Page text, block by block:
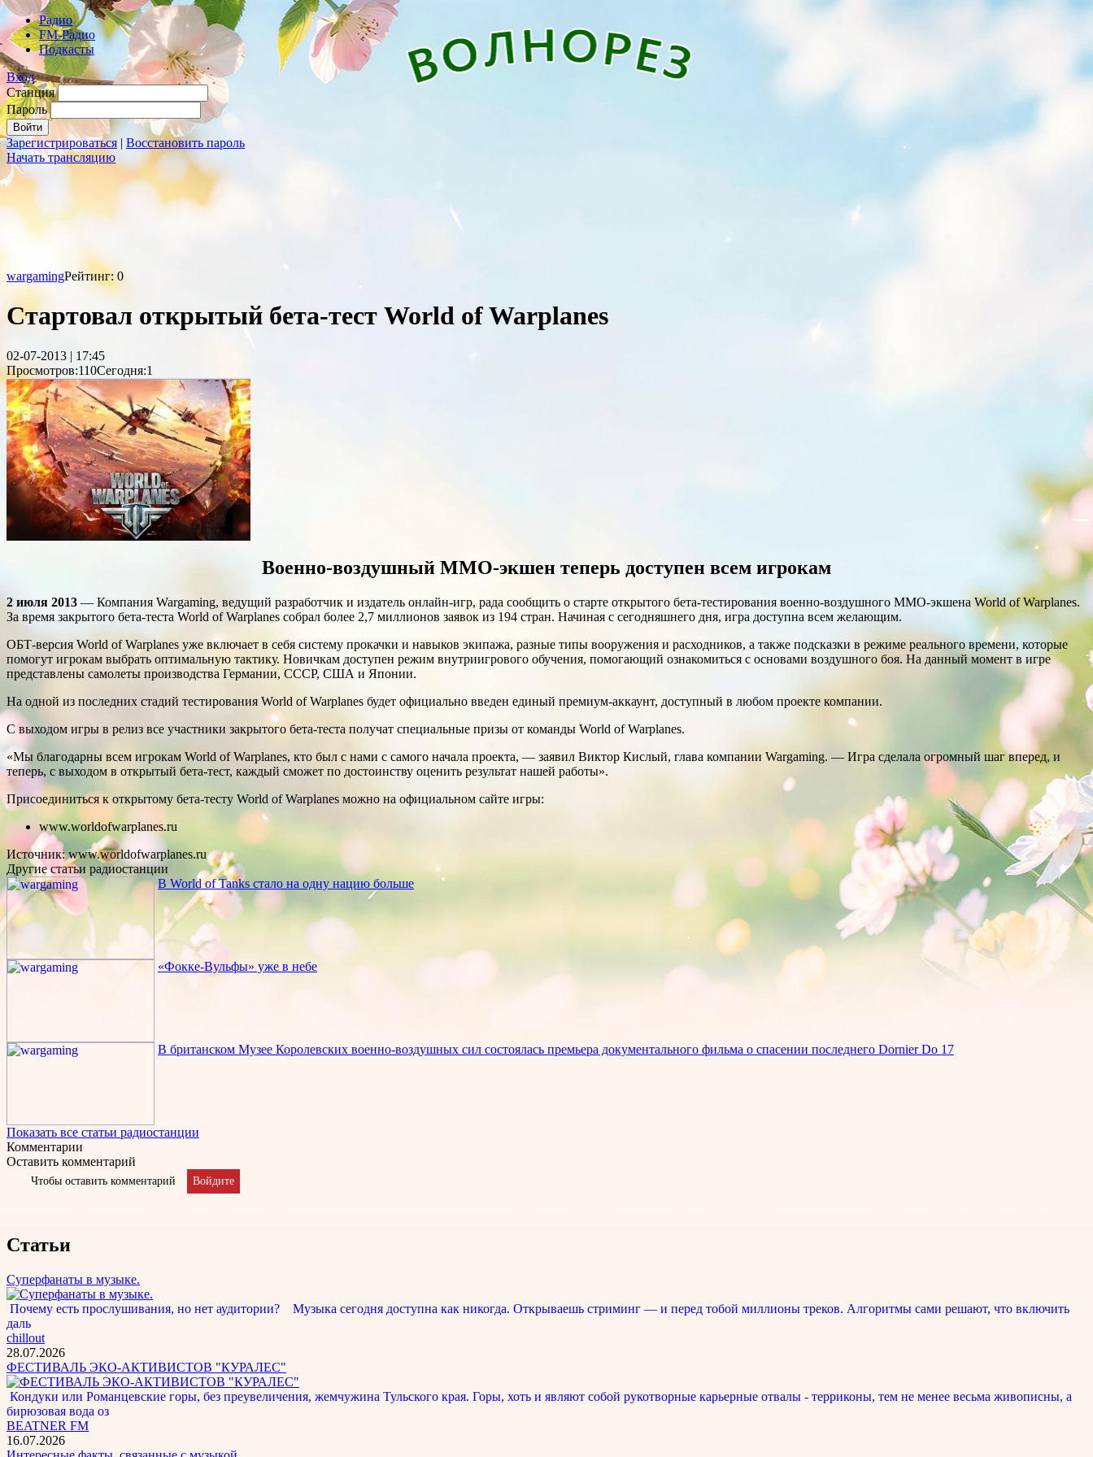
Радио
FM-Радио
Подкасты
Вход
Станция
Пароль
Зарегистрироваться | Восстановить пароль
Начать трансляцию
wargamingРейтинг: 0
Стартовал открытый бета-тест World of Warplanes
02-07-2013 | 17:45
Просмотров:110Сегодня:1
Военно-воздушный ММО-экшен теперь доступен всем игрокам
2 июля 2013 — Компания Wargaming, ведущий разработчик и издатель онлайн-игр, рада сообщить о старте открытого бета-тестирования военно-воздушного ММО-экшена World of Warplanes.
За время закрытого бета-теста World of Warplanes собрал более 2,7 миллионов заявок из 194 стран. Начиная с сегодняшнего дня, игра доступна всем желающим.
ОБТ-версия World of Warplanes уже включает в себя систему прокачки и навыков экипажа, разные типы вооружения и расходников, а также подсказки в режиме реального времени, которые
помогут игрокам выбрать оптимальную тактику. Новичкам доступен режим внутриигрового обучения, помогающий ознакомиться с основами воздушного боя. На данный момент в игре
представлены самолеты производства Германии, СССР, США и Японии.
На одной из последних стадий тестирования World of Warplanes будет официально введен единый премиум-аккаунт, доступный в любом проекте компании.
С выходом игры в релиз все участники закрытого бета-теста получат специальные призы от команды World of Warplanes.
«Мы благодарны всем игрокам World of Warplanes, кто был с нами с самого начала проекта, — заявил Виктор Кислый, глава компании Wargaming. — Игра сделала огромный шаг вперед, и
теперь, с выходом в открытый бета-тест, каждый сможет по достоинству оценить результат нашей работы».
Присоединиться к открытому бета-тесту World of Warplanes можно на официальном сайте игры:
www.worldofwarplanes.ru
Источник: www.worldofwarplanes.ru
Другие статьи радиостанции
В World of Tanks стало на одну нацию больше
«Фокке-Вульфы» уже в небе
В британском Музее Королевских военно-воздушных сил состоялась премьера документального фильма о спасении последнего Dornier Do 17
Показать все статьи радиостанции
Комментарии
Оставить комментарий
Чтобы оставить комментарий Войдите
Статьи
Суперфанаты в музыке.
Почему есть прослушивания, но нет аудитории? Музыка сегодня доступна как никогда. Открываешь стриминг — и перед тобой миллионы треков. Алгоритмы сами решают, что включить
даль
chillout
28.07.2026
ФЕСТИВАЛЬ ЭКО-АКТИВИСТОВ "КУРАЛЕС"
Кондуки или Романцевские горы, без преувеличения, жемчужина Тульского края. Горы, хоть и являют собой рукотворные карьерные отвалы - терриконы, тем не менее весьма живописны, а
бирюзовая вода оз
BEATNER FM
16.07.2026